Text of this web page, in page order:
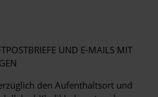
UND E-MAILS MIT
den Aufenthaltsort und